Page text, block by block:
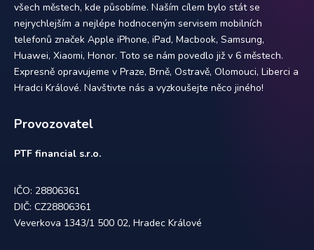
všech městech, kde působíme. Naším cílem bylo stát se
nejrychlejším a nejlépe hodnoceným servisem mobilních
telefonů značek Apple iPhone, iPad, Macbook, Samsung,
Huawei, Xiaomi, Honor. Toto se nám povedlo již v 6 městech.
Expresně opravujeme v Praze, Brně, Ostravě, Olomouci, Liberci a
Hradci Králové. Navštivte nás a vyzkoušejte něco jiného!
Provozovatel
PTF financial s.r.o.
IČO: 28806361
DIČ: CZ28806361
Veverkova 1343/1 500 02, Hradec Králové